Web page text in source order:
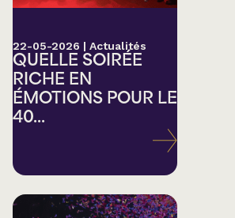
22-05-2026 | Actualités
QUELLE SOIRÉE
RICHE EN
ÉMOTIONS POUR LE
40...